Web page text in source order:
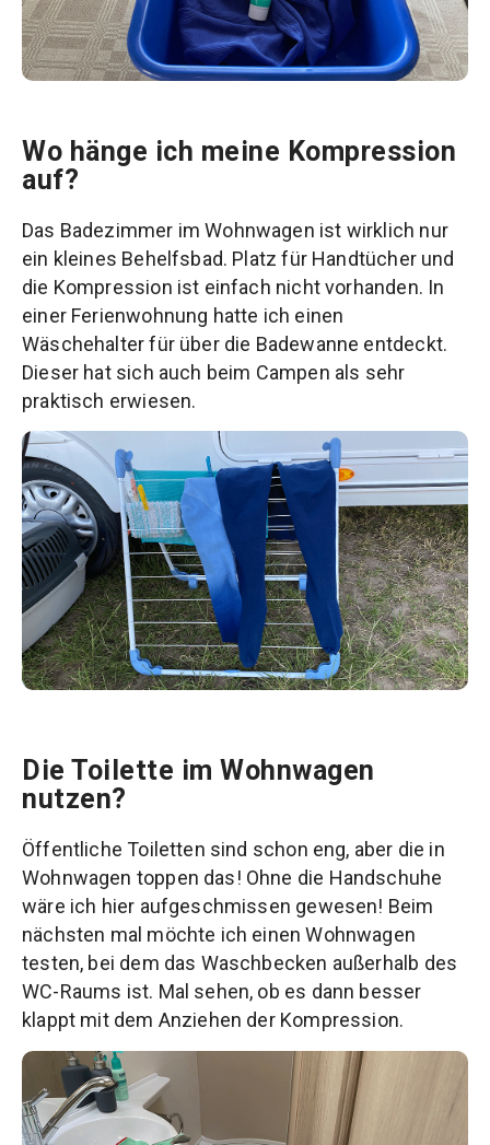
Wo hänge ich meine Kompression
auf?
Das Badezimmer im Wohnwagen ist wirklich nur
ein kleines Behelfsbad. Platz für Handtücher und
die Kompression ist einfach nicht vorhanden. In
einer Ferienwohnung hatte ich einen
Wäschehalter für über die Badewanne entdeckt.
Dieser hat sich auch beim Campen als sehr
praktisch erwiesen.
Die Toilette im Wohnwagen
nutzen?
Öffentliche Toiletten sind schon eng, aber die in
Wohnwagen toppen das! Ohne die Handschuhe
wäre ich hier aufgeschmissen gewesen! Beim
nächsten mal möchte ich einen Wohnwagen
testen, bei dem das Waschbecken außerhalb des
WC-Raums ist. Mal sehen, ob es dann besser
klappt mit dem Anziehen der Kompression.